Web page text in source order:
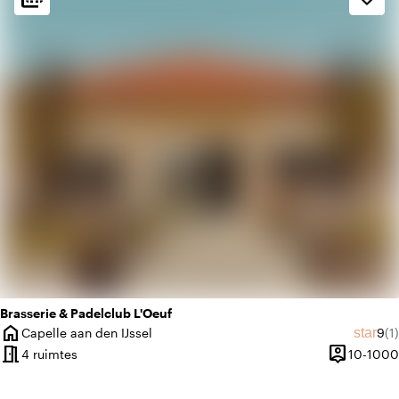
Brasserie & Padelclub L'Oeuf
home
Plaats
Capelle aan den IJssel star9(1)
meeting_room4 ruimtes person_pin
Capaciteit
10-1000
landscape
Landelijk